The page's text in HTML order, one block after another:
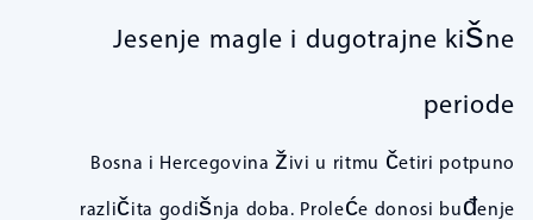
Jesenje magle i dugotrajne kišne
periode
Bosna i Hercegovina živi u ritmu četiri potpuno
različita godišnja doba. Proleće donosi buđenje